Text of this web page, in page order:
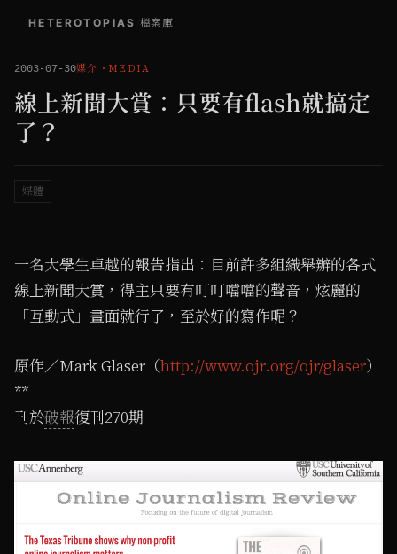
HETEROTOPIAS 檔案庫
2003-07-30媒介 ・ MEDIA
線上新聞大賞：只要有flash就搞定
了？
媒體
一名大學生卓越的報告指出：目前許多組織舉辦的各式
線上新聞大賞，得主只要有叮叮噹噹的聲音，炫麗的
「互動式」畫面就行了，至於好的寫作呢？
原作／Mark Glaser（​http://www.ojr.org/ojr/glaser）
**
刊於破報復刊270期